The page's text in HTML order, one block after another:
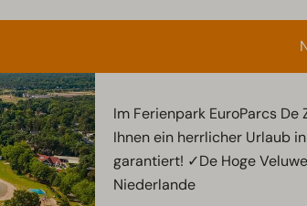
Im Ferienpark EuroParcs
Ihnen ein herrlicher Urlaub
garantiert! ✓De Hoge
Niederlande